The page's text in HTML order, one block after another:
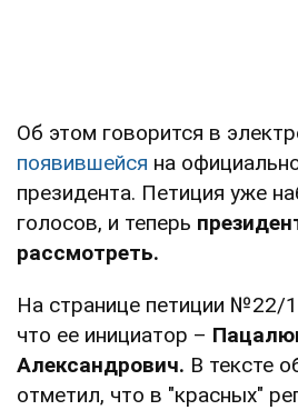
Об этом говорится в
появившейся на
президента. Петиция уже
голосов, и теперь
рассмотреть.
На странице петиции №22/
что ее инициатор –
Александрович. В тексте
отметил, что в "красных"